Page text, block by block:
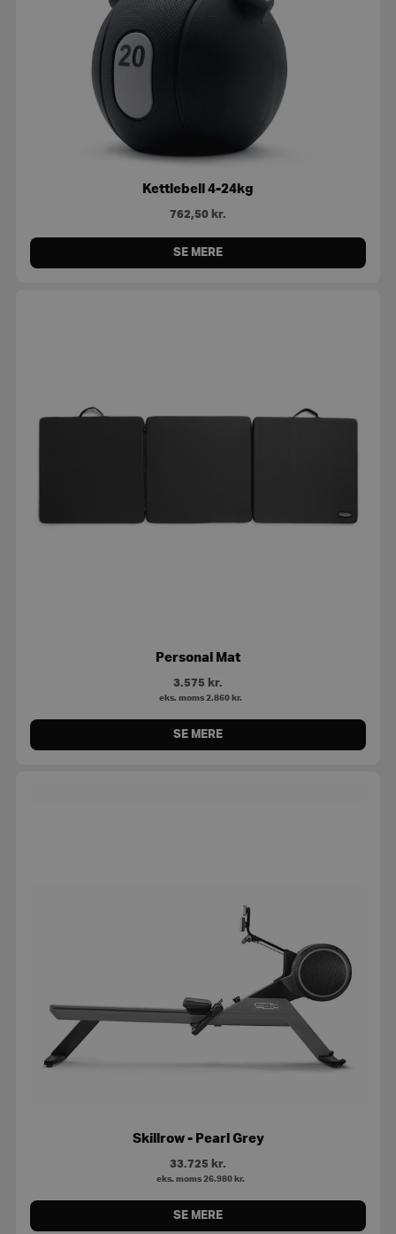
Kettlebell 4-24kg
762,50 kr.
SE MERE
Personal Mat
3.575 kr.
eks. moms 2.860 kr.
SE MERE
Skillrow - Pearl Grey
33.725 kr.
eks. moms 26.980 kr.
SE MERE